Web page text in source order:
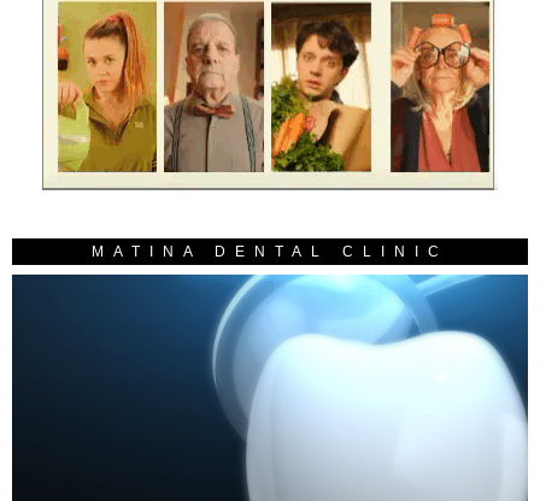
MATINA DENTAL CLINIC